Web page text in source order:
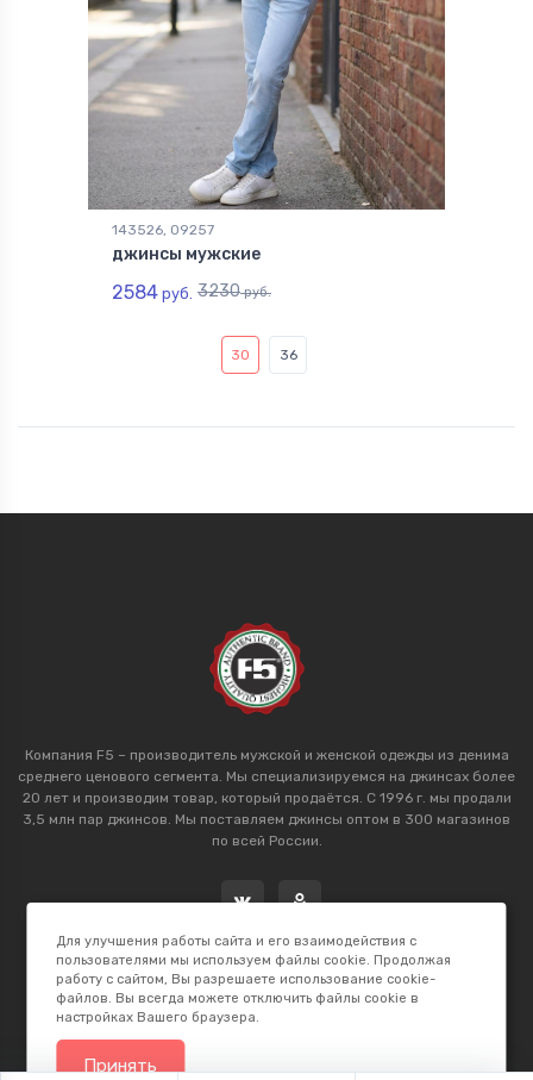
143526, 09257
джинсы мужские
2584 руб. 3230руб.
30 36
Компания F5 – производитель мужской и женской одежды из денима
среднего ценового сегмента. Мы специализируемся на джинсах более
20 лет и производим товар, который продаётся. С 1996 г. мы продали
3,5 млн пар джинсов. Мы поставляем джинсы оптом в 300 магазинов
по всей России.
Для улучшения работы сайта и его взаимодействия с
пользователями мы используем файлы cookie. Продолжая
работу с сайтом, Вы разрешаете использование cookie-
файлов. Вы всегда можете отключить файлы cookie в
настройках Вашего браузера.
Принять